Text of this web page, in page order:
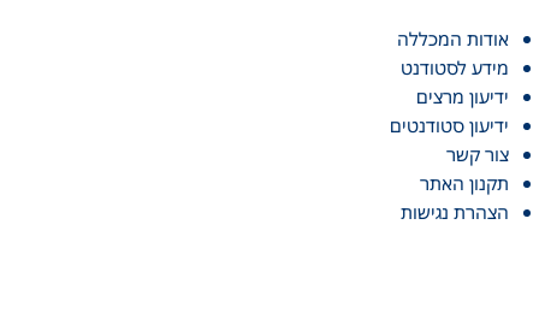
אודות המכללה
מידע לסטודנט
ידיעון מרצים
ידיעון סטודנטים
צור קשר
תקנון האתר
הצהרת נגישות